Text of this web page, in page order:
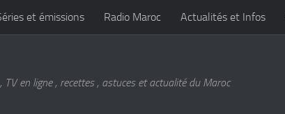
et émissions Radio Maroc Actualités et Infos
TV en ligne , recettes , astuces et actualité du Maroc